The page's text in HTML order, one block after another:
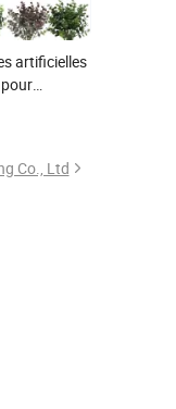
artificielles
Co., Ltd